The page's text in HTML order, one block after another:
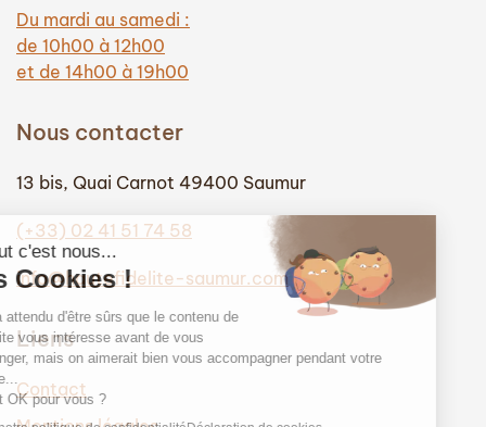
Du mardi au samedi :
de 10h00 à 12h00
et de 14h00 à 19h00
Nous contacter
13 bis, Quai Carnot 49400 Saumur
(+33) 02 41 51 74 58
info@hautefidelite-saumur.com
Liens
Contact